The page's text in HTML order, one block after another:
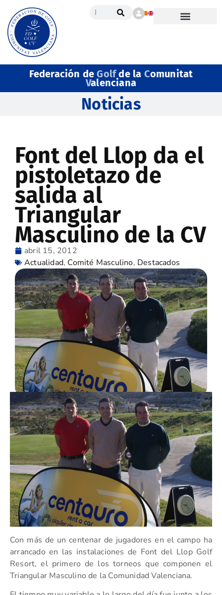
Federación deGolfde la Comunitat
Valenciana
Noticias
Font del Llop da el
pistoletazo de
salida al
Triangular
Masculino de la CV
abril 15, 2012
Actualidad, Comité Masculino, Destacados
Con más de un centenar de jugadores en el campo ha
arrancado en las instalaciones de Font del Llop Golf
Resort, el primero de los torneos que componen el
Triangular Masculino de la Comunidad Valenciana.